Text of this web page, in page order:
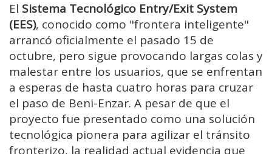
El Sistema Tecnológico Entry/Exit System
(EES), conocido como "frontera inteligente"
arrancó oficialmente el pasado 15 de
octubre, pero sigue provocando largas colas y
malestar entre los usuarios, que se enfrentan
a esperas de hasta cuatro horas para cruzar
el paso de Beni-Enzar. A pesar de que el
proyecto fue presentado como una solución
tecnológica pionera para agilizar el tránsito
fronterizo, la realidad actual evidencia que